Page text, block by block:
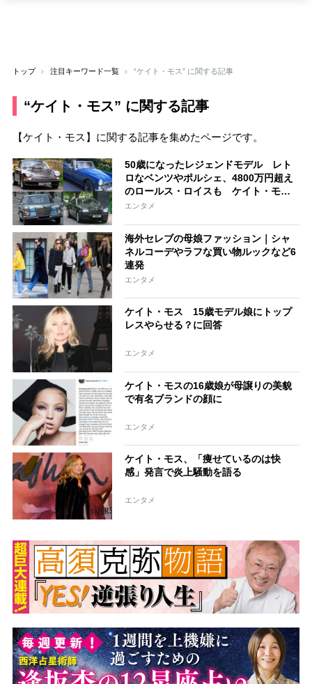
トップ 注目キーワード一覧 “ケイト・モス” に関する記事
“ケイト・モス” に関する記事
【ケイト・モス】に関する記事を集めたページです。
50歳になったレジェンドモデル レト
ロなベンツやポルシェ、4800万円超え
のロールス・ロイスも ケイト・モス
の愛車コレクション
エンタメ
海外セレブの母娘ファッション｜シャ
ネルコーデやラフな買い物ルックなど6
連発
エンタメ
ケイト・モス 15歳モデル娘にトップ
レスやらせる？に回答
エンタメ
ケイト・モスの16歳娘が母譲りの美貌
で有名ブランドの顔に
エンタメ
ケイト・モス、「痩せているのは快
感」発言で炎上騒動を語る
エンタメ